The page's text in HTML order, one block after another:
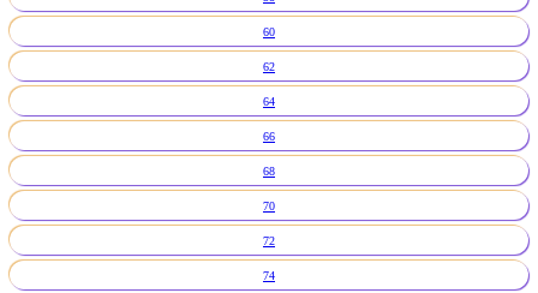
60
62
64
66
68
70
72
74